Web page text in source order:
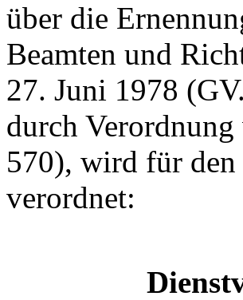
über die
Beamten und
27. Juni 1978
durch
570), wird für den
verordnet: